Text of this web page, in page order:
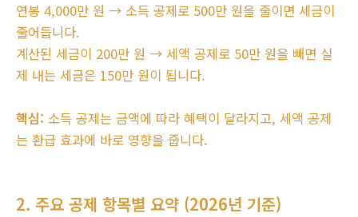
연봉 4,000만 원 → 소득 공제로 500만 원을 줄이면 세금이
줄어듭니다.
계산된 세금이 200만 원 → 세액 공제로 50만 원을 빼면 실
제 내는 세금은 150만 원이 됩니다.
핵심: 소득 공제는 금액에 따라 혜택이 달라지고, 세액 공제
는 환급 효과에 바로 영향을 줍니다.
2. 주요 공제 항목별 요약 (2026년 기준)